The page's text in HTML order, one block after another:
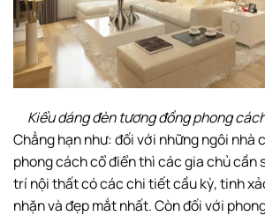
Kiểu dáng đèn tương đồng phong
Chẳng hạn như: đối với những ngôi nhà
phong cách cổ điển thì các gia chủ cần
trí nội thất có các chi tiết cầu kỳ, tinh
nhặn và đẹp mắt nhất. Còn đối với